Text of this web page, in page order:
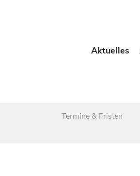
Aktuelles
Termine & Fristen